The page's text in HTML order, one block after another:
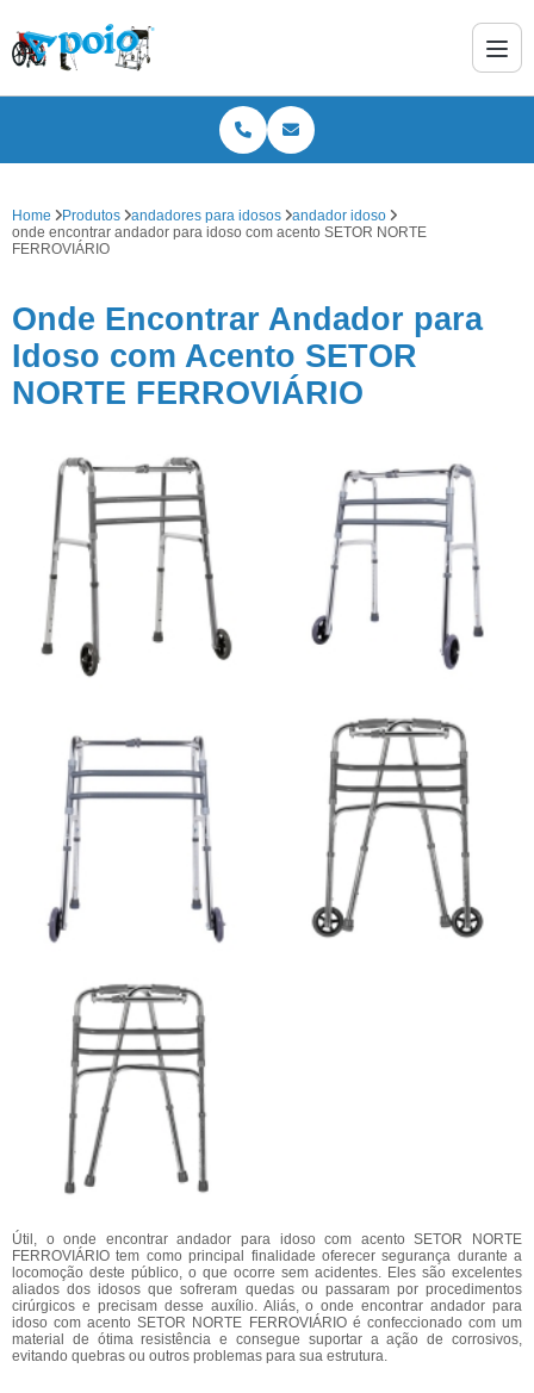
Home Produtos andadores para idosos
andador idoso
onde encontrar andador para idoso com acento SETOR NORTE
FERROVIÁRIO
Onde Encontrar Andador para
Idoso com Acento SETOR
NORTE FERROVIÁRIO
Útil, o onde encontrar andador para idoso com acento SETOR NORTE
FERROVIÁRIO tem como principal finalidade oferecer segurança durante a
locomoção deste público, o que ocorre sem acidentes. Eles são excelentes
aliados dos idosos que sofreram quedas ou passaram por procedimentos
cirúrgicos e precisam desse auxílio. Aliás, o onde encontrar andador para
idoso com acento SETOR NORTE FERROVIÁRIO é confeccionado com um
material de ótima resistência e consegue suportar a ação de corrosivos,
evitando quebras ou outros problemas para sua estrutura.